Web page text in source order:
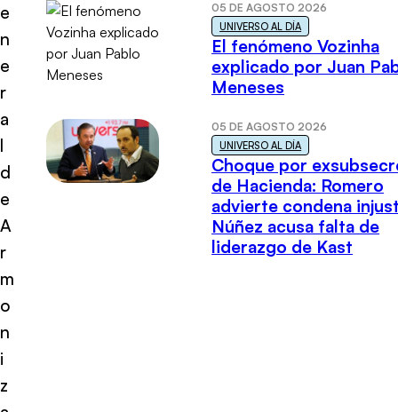
e
n
e
r
a
l
d
e
A
r
m
o
n
i
z
05 DE AGOSTO 2026
UNIVERSO AL DÍA
El fenómeno Vozinha
explicado por Juan
Meneses
05 DE AGOSTO 2026
UNIVERSO AL DÍA
Choque por
de Hacienda: Romero
advierte condena
Núñez acusa falta de
liderazgo de Kast